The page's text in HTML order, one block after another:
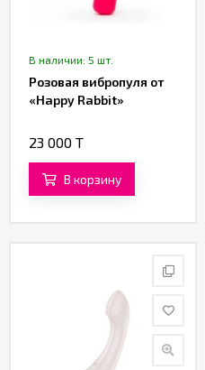
В наличии: 5 шт.
Розовая вибропуля от
«Happy Rabbit»
23 000 T
В корзину